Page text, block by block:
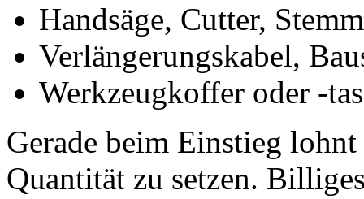
Handsäge, Cutter,
Verlängerungskabel,
Werkzeugkoffer oder -
Gerade beim Einstieg
Quantität zu setzen.